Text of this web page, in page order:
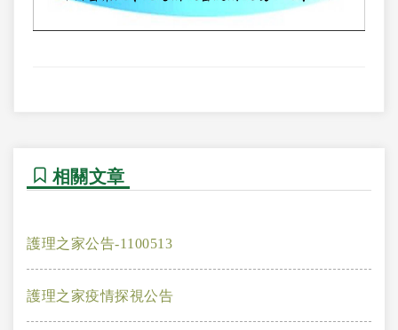
相關文章
護理之家公告-1100513
護理之家疫情探視公告